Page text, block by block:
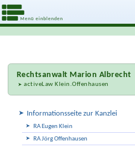
Menü einblenden
Rechtsanwalt Marion Albrecht
activeLaw Klein.Offenhausen
Informationsseite zur Kanzlei
RA Eugen Klein
RA Jörg Offenhausen